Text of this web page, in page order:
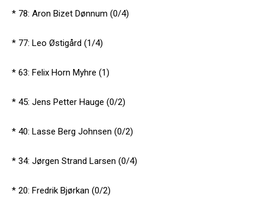
* 78: Aron Bizet Dønnum (0/4)
* 77: Leo Østigård (1/4)
* 63: Felix Horn Myhre (1)
* 45: Jens Petter Hauge (0/2)
* 40: Lasse Berg Johnsen (0/2)
* 34: Jørgen Strand Larsen (0/4)
* 20: Fredrik Bjørkan (0/2)